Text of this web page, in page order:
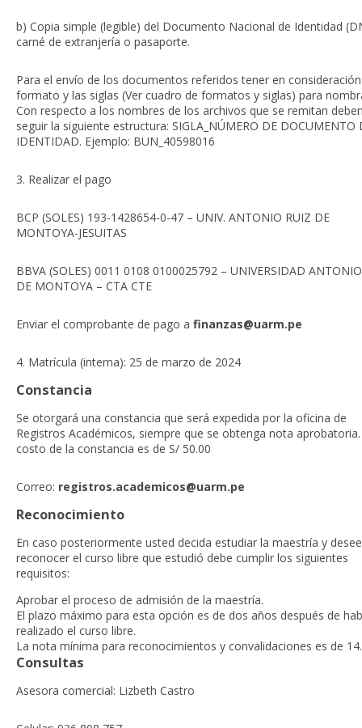
b) Copia simple (legible) del Documento Nacional de Identidad
carné de extranjería o pasaporte.
Para el envío de los documentos referidos tener en
formato y las siglas (Ver cuadro de formatos y siglas) para
Con respecto a los nombres de los archivos que se remitan
seguir la siguiente estructura: SIGLA_NÚMERO DE DOCUMENTO
IDENTIDAD. Ejemplo: BUN_40598016
3. Realizar el pago
BCP (SOLES) 193-1428654-0-47 – UNIV. ANTONIO RUIZ DE
MONTOYA-JESUITAS
BBVA (SOLES) 0011 0108 0100025792 – UNIVERSIDAD
DE MONTOYA – CTA CTE
Enviar el comprobante de pago a finanzas@uarm.pe
4. Matrícula (interna): 25 de marzo de 2024
Constancia
Se otorgará una constancia que será expedida por la oficina de
Registros Académicos, siempre que se obtenga nota aprobatoria.
costo de la constancia es de S/ 50.00
Correo: registros.academicos@uarm.pe
Reconocimiento
En caso posteriormente usted decida estudiar la maestría y desee
reconocer el curso libre que estudió debe cumplir los siguientes
requisitos:
Aprobar el proceso de admisión de la maestría.
El plazo máximo para esta opción es de dos años después de
realizado el curso libre.
La nota mínima para reconocimientos y convalidaciones es de 14.
Consultas
Asesora comercial: Lizbeth Castro